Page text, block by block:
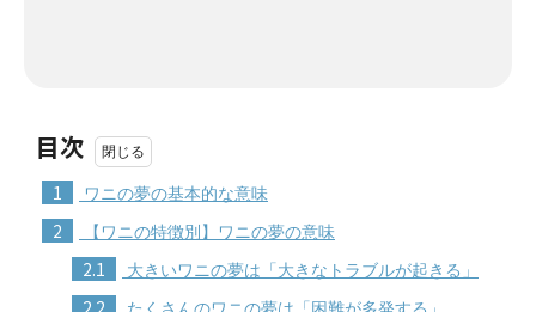
目次
1 ワニの夢の基本的な意味
2 【ワニの特徴別】ワニの夢の意味
2.1 大きいワニの夢は「大きなトラブルが起きる」
2.2 たくさんのワニの夢は「困難が多発する」